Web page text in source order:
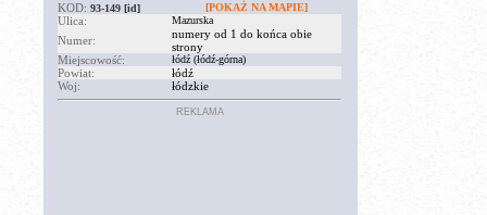
KOD: 93-149 [id] [POKAŻ NA MAPIE]
Ulica: Mazurska
Numer:
numery od 1 do końca obie
strony
Miejscowość:
łódź (łódź-górna)
Powiat:
łódź
Woj:
łódzkie
REKLAMA